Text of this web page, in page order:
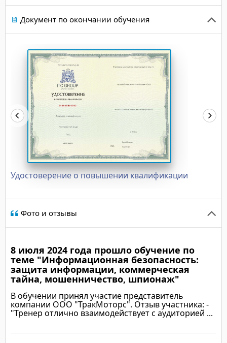
Документ по окончании обучения
Удостоверение о повышении квалификации
Фото и отзывы
8 июля 2024 года прошло обучение по
теме "Информационная безопасность:
защита информации, коммерческая
тайна, мошенничество, шпионаж"
В обучении принял участие представитель
компании ООО "ТракМоторс". Отзыв участника: -
"Тренер отлично взаимодействует с аудиторией ...